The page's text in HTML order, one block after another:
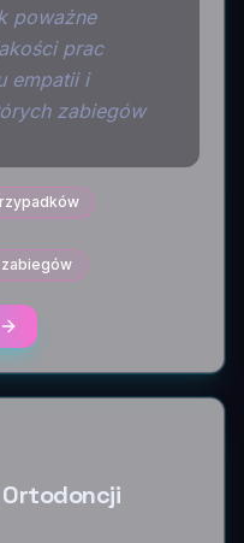
poważne
prac
empatii i
zabiegów